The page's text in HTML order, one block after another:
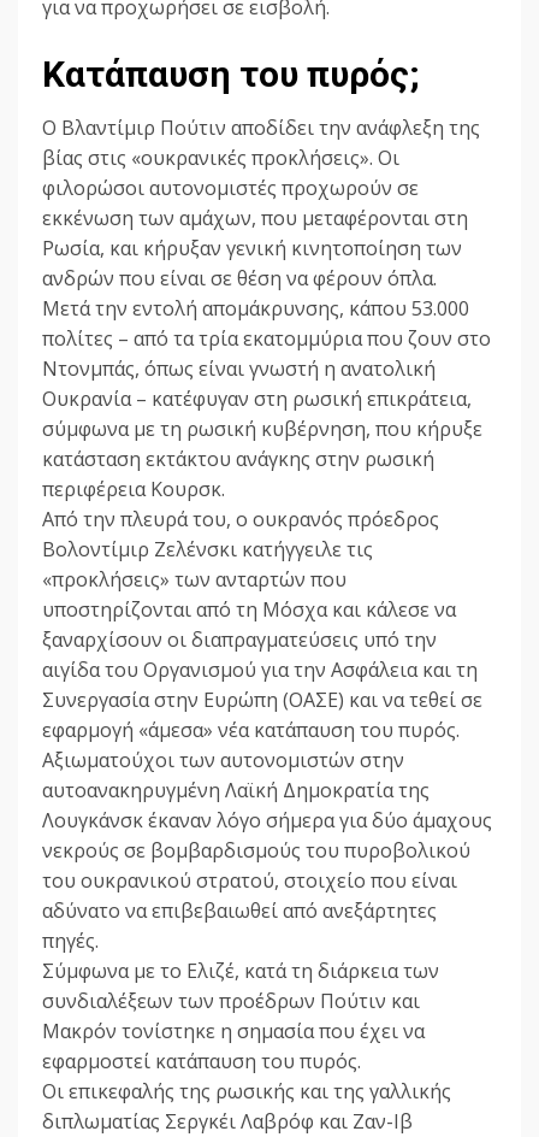
για να προχωρήσει σε εισβολή.
Κατάπαυση του πυρός;
Ο Βλαντίμιρ Πούτιν αποδίδει την ανάφλεξη της
βίας στις «ουκρανικές προκλήσεις». Οι
φιλορώσοι αυτονομιστές προχωρούν σε
εκκένωση των αμάχων, που μεταφέρονται στη
Ρωσία, και κήρυξαν γενική κινητοποίηση των
ανδρών που είναι σε θέση να φέρουν όπλα.
Μετά την εντολή απομάκρυνσης, κάπου 53.000
πολίτες – από τα τρία εκατομμύρια που ζουν στο
Ντονμπάς, όπως είναι γνωστή η ανατολική
Ουκρανία – κατέφυγαν στη ρωσική επικράτεια,
σύμφωνα με τη ρωσική κυβέρνηση, που κήρυξε
κατάσταση εκτάκτου ανάγκης στην ρωσική
περιφέρεια Κουρσκ.
Από την πλευρά του, ο ουκρανός πρόεδρος
Βολοντίμιρ Ζελένσκι κατήγγειλε τις
«προκλήσεις» των ανταρτών που
υποστηρίζονται από τη Μόσχα και κάλεσε να
ξαναρχίσουν οι διαπραγματεύσεις υπό την
αιγίδα του Οργανισμού για την Ασφάλεια και τη
Συνεργασία στην Ευρώπη (ΟΑΣΕ) και να τεθεί σε
εφαρμογή «άμεσα» νέα κατάπαυση του πυρός.
Αξιωματούχοι των αυτονομιστών στην
αυτοανακηρυγμένη Λαϊκή Δημοκρατία της
Λουγκάνσκ έκαναν λόγο σήμερα για δύο άμαχους
νεκρούς σε βομβαρδισμούς του πυροβολικού
του ουκρανικού στρατού, στοιχείο που είναι
αδύνατο να επιβεβαιωθεί από ανεξάρτητες
πηγές.
Σύμφωνα με το Ελιζέ, κατά τη διάρκεια των
συνδιαλέξεων των προέδρων Πούτιν και
Μακρόν τονίστηκε η σημασία που έχει να
εφαρμοστεί κατάπαυση του πυρός.
Οι επικεφαλής της ρωσικής και της γαλλικής
διπλωματίας Σεργκέι Λαβρόφ και Ζαν-Ιβ